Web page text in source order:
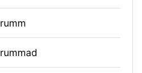
rumm
rummad